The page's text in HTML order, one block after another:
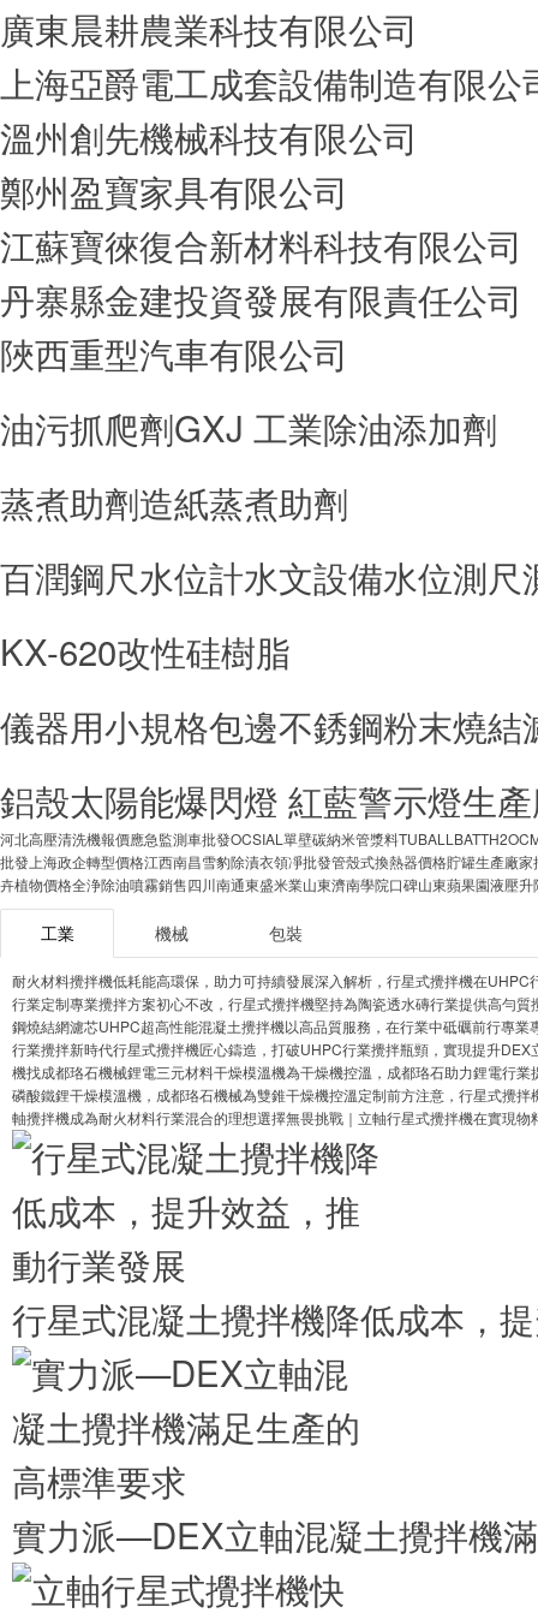
廣東晨耕農業科技有限公司
上海亞爵電工成套設備制造有限公
溫州創先機械科技有限公司
鄭州盈寶家具有限公司
江蘇寶徠復合新材料科技有限公司
丹寨縣金建投資發展有限責任公司
陜西重型汽車有限公司
油污抓爬劑GXJ 工業除油添加劑
蒸煮助劑造紙蒸煮助劑
百潤鋼尺水位計水文設備水位測
KX-620改性硅樹脂
儀器用小規格包邊不銹鋼粉末燒結
鋁殼太陽能爆閃燈 紅藍警示燈生
河北高壓清洗機報價應急監測車批發OCSIAL單壁碳納米管漿料
批發 上海政企轉型價格江西南昌雪豹除漬衣領凈批發管殼式換熱器價格貯罐生產廠家
卉植物價格全浄除油噴霧銷售四川南通東盛米業山東濟南學院口碑山東蘋果園液壓
工業 機械 包裝
耐火材料攪拌機低耗能高環保，助力可持續發展深入解析，行星式攪拌機在UHPC
行業定制專業攪拌方案初心不改，行星式攪拌機堅持為陶瓷透水磚行業提供高勻質
鋼燒結網濾芯UHPC超高性能混凝土攪拌機以高品質服務，在行業中砥礪前行專業
行業攪拌新時代行星式攪拌機匠心鑄造，打破UHPC行業攪拌瓶頸，實現提升DEX
機找成都珞石機械鋰電三元材料干燥模溫機為干燥機控溫，成都珞石助力鋰電行業
磷酸鐵鋰干燥模溫機，成都珞石機械為雙錐干燥機控溫定制前方注意，行星式攪拌
軸攪拌機成為耐火材料行業混合的理想選擇無畏挑戰｜立軸行星式攪拌機在實現
行星式混凝土攪拌機降低成本，
實力派—DEX立軸混凝土攪拌機